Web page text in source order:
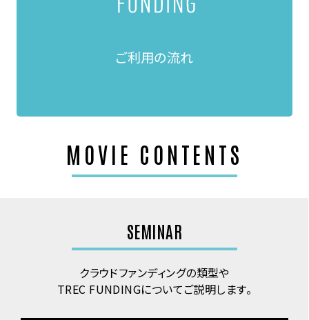
ご利用の流れ
MOVIE CONTENTS
SEMINAR
クラウドファンディングの類型や
TREC FUNDINGについてご説明します。